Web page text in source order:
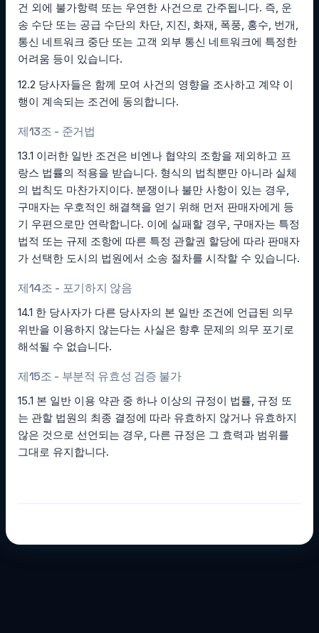
건 외에 불가항력 또는 우연한 사건으로 간주됩니다. 즉, 운
송 수단 또는 공급 수단의 차단, 지진, 화재, 폭풍, 홍수, 번개,
통신 네트워크 중단 또는 고객 외부 통신 네트워크에 특정한
어려움 등이 있습니다.
12.2 당사자들은 함께 모여 사건의 영향을 조사하고 계약 이
행이 계속되는 조건에 동의합니다.
제13조 - 준거법
13.1 이러한 일반 조건은 비엔나 협약의 조항을 제외하고 프
랑스 법률의 적용을 받습니다. 형식의 법칙뿐만 아니라 실체
의 법칙도 마찬가지이다. 분쟁이나 불만 사항이 있는 경우,
구매자는 우호적인 해결책을 얻기 위해 먼저 판매자에게 등
기 우편으로만 연락합니다. 이에 실패할 경우, 구매자는 특정
법적 또는 규제 조항에 따른 특정 관할권 할당에 따라 판매자
가 선택한 도시의 법원에서 소송 절차를 시작할 수 있습니다.
제14조 - 포기하지 않음
14.1 한 당사자가 다른 당사자의 본 일반 조건에 언급된 의무
위반을 이용하지 않는다는 사실은 향후 문제의 의무 포기로
해석될 수 없습니다.
제15조 - 부분적 유효성 검증 불가
15.1 본 일반 이용 약관 중 하나 이상의 규정이 법률, 규정 또
는 관할 법원의 최종 결정에 따라 유효하지 않거나 유효하지
않은 것으로 선언되는 경우, 다른 규정은 그 효력과 범위를
그대로 유지합니다.